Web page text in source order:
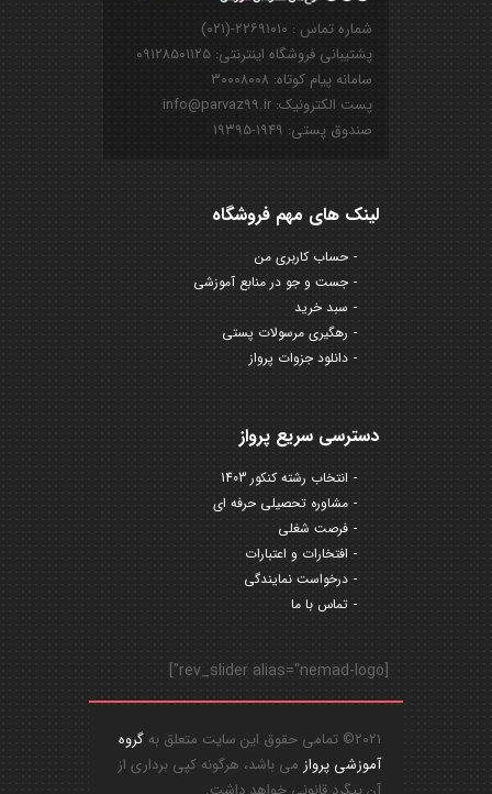
شماره تماس : ۲۲۶۹۱۰۱۰-(۰۲۱)
پشتیبانی فروشگاه اینترنتی: ۰۹۱۲۸۵۰۱۱۲۵
سامانه پیام کوتاه: ۳۰۰۰۸۰۰۸
پست الکترونیک: info@parvaz99.ir
صندوق پستی: ۱۹۴۹-۱۹۳۹۵
لینک های مهم فروشگاه
حساب کاربری من
جست و جو در منابع آموزشی
سبد خرید
رهگیری مرسولات پستی
دانلود جزوات پرواز
دسترسی سریع پرواز
انتخاب رشته کنکور 1403
مشاوره تحصیلی حرفه ای
فرصت شغلی
افتخارات و اعتبارات
درخواست نمایندگی
تماس با ما
[rev_slider alias="nemad-logo"]
2021© تمامی حقوق این سایت متعلق به
گروه
آموزشی پرواز می باشد، هرگونه کپی برداری از